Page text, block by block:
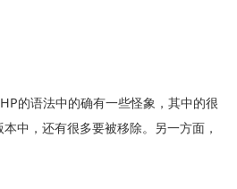
的语法中的确有一些怪象，其中的很
中，还有很多要被移除。另一方面，